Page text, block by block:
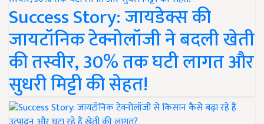
Success Story: जायडेक्स की
जायटॉनिक टेक्नोलॉजी ने बदली खेती
की तस्वीर, 30% तक घटी लागत और
सुधरी मिट्टी की सेहत!